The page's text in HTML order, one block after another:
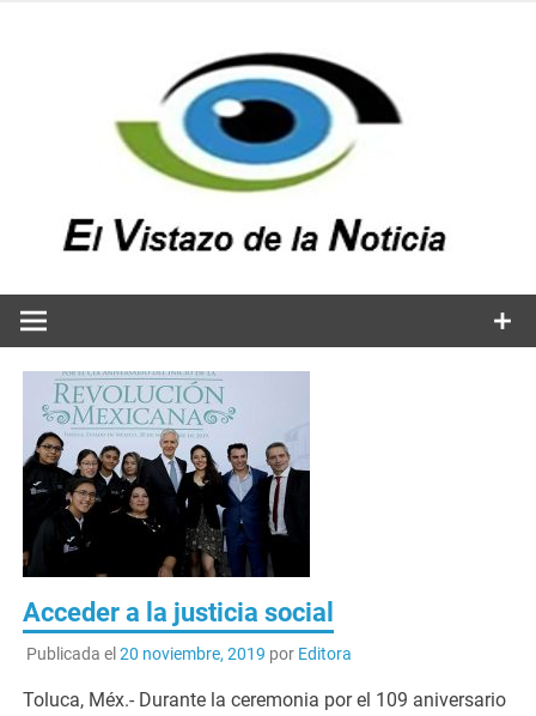
Acceder a la justicia social
Publicada el 20 noviembre, 2019 por Editora
Toluca, Méx.- Durante la ceremonia por el 109 aniversario